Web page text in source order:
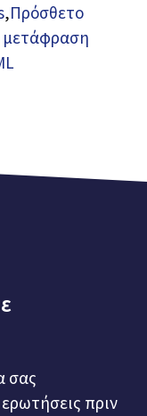
,Πρόσθετο
μετάφραση
σας
πριν